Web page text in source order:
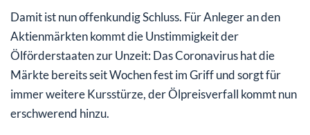
Damit ist nun offenkundig Schluss. Für Anleger an den
Aktienmärkten kommt die Unstimmigkeit der
Ölförderstaaten zur Unzeit: Das Coronavirus hat die
Märkte bereits seit Wochen fest im Griff und sorgt für
immer weitere Kursstürze, der Ölpreisverfall kommt nun
erschwerend hinzu.